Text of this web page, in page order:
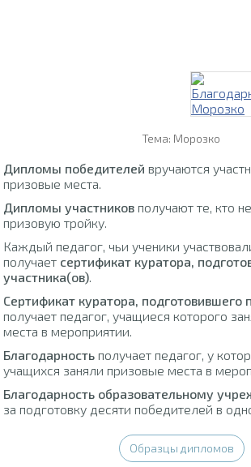
Тема: Морозко
Дипломы победителей вручаются
призовые места.
Дипломы участников получают те, кто
призовую тройку.
Каждый педагог, чьи ученики
получает сертификат куратора,
участника(ов).
Сертификат куратора, подготовившего
получает педагог, учащиеся которого
места в мероприятии.
Благодарность получает педагог, у
учащихся заняли призовые места в
Благодарность образовательному
за подготовку десяти победителей в
Образцы дипломов